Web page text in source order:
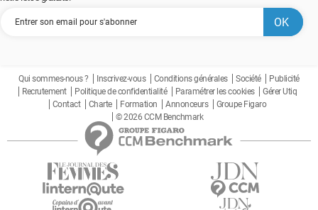
Qui sommes-nous ? Inscrivez-vous Conditions générales Société
Publicité
Recrutement
Politique de confidentialité Paramétrer les cookies
Gérer Utiq
Contact
Charte Formation Annonceurs
Groupe Figaro
© 2026 CCM Benchmark